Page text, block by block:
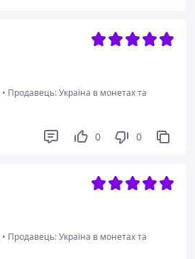
• Продавець: Україна в монетах та
0 0
• Продавець: Україна в монетах та